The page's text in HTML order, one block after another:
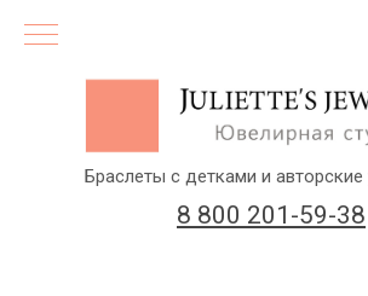
8 800 201-59-38
Браслеты с детками и авторские